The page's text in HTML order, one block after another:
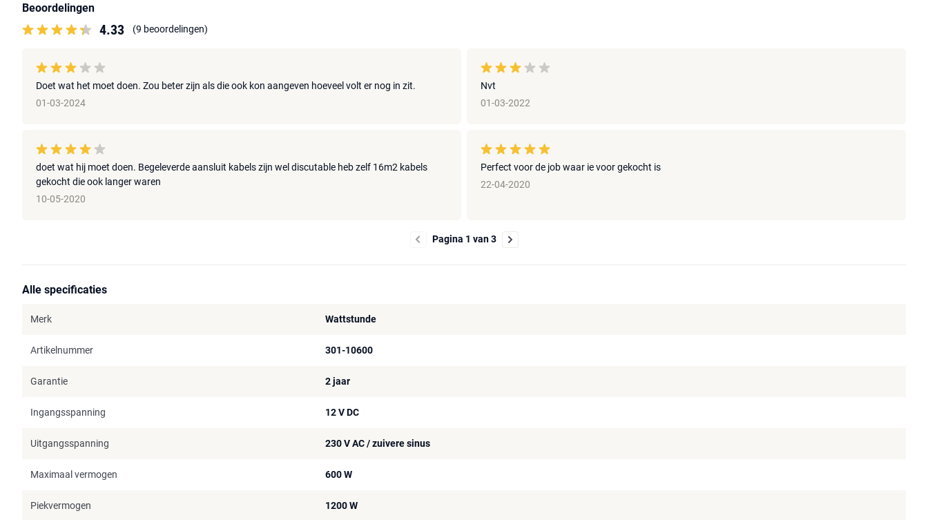
Beoordelingen
4.33 (9 beoordelingen)
Doet wat het moet doen. Zou beter zijn als die ook kon aangeven hoeveel volt er nog in zit.
01-03-2024
Nvt
01-03-2022
doet wat hij moet doen. Begeleverde aansluit kabels zijn wel discutable heb zelf 16m2 kabels
gekocht die ook langer waren
10-05-2020
Perfect voor de job waar ie voor gekocht is
22-04-2020
Pagina 1 van 3
Alle specificaties
Merk Wattstunde
Artikelnummer 301-10600
Garantie 2 jaar
Ingangsspanning 12 V DC
Uitgangsspanning 230 V AC / zuivere sinus
Maximaal vermogen 600 W
Piekvermogen 1200 W